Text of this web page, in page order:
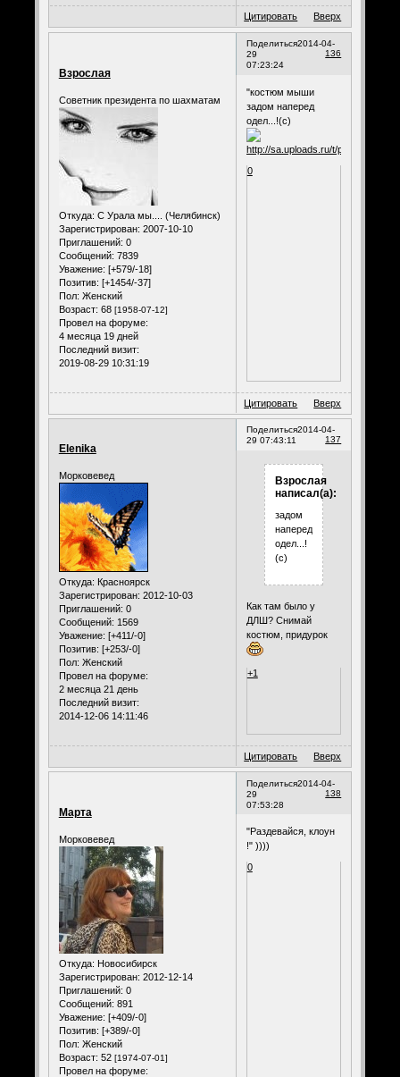
Цитировать Вверх
Поделиться
136
2014-04-
29
07:23:24
Взрослая
Советник президента по шахматам
Откуда: С Урала мы.... (Челябинск)
Зарегистрирован: 2007-10-10
Приглашений: 0
Сообщений: 7839
Уважение: [+579/-18]
Позитив: [+1454/-37]
Пол: Женский
Возраст: 68 [1958-07-12]
Провел на форуме:
4 месяца 19 дней
Последний визит:
2019-08-29 10:31:19
"костюм мыши
задом наперед
одел...!(с)
0
Цитировать Вверх
Поделиться
137
2014-04-
29 07:43:11
Elenika
Морковевед
Откуда: Красноярск
Зарегистрирован: 2012-10-03
Приглашений: 0
Сообщений: 1569
Уважение: [+411/-0]
Позитив: [+253/-0]
Пол: Женский
Провел на форуме:
2 месяца 21 день
Последний визит:
2014-12-06 14:11:46
Взрослая
написал(а):
задом
наперед
одел...!
(с)
Как там было у
ДЛШ? Снимай
костюм, придурок
+1
Цитировать Вверх
Поделиться
138
2014-04-
29
07:53:28
Марта
Морковевед
Откуда: Новосибирск
Зарегистрирован: 2012-12-14
Приглашений: 0
Сообщений: 891
Уважение: [+409/-0]
Позитив: [+389/-0]
Пол: Женский
Возраст: 52 [1974-07-01]
Провел на форуме:
"Раздевайся, клоун
!" ))))
0